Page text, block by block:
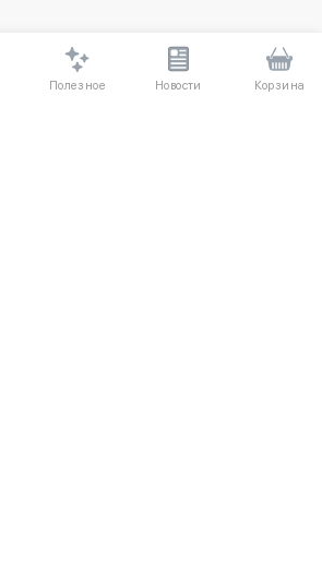
Полезное Новости Корзина